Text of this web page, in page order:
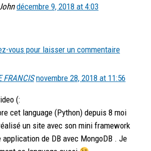
décembre 9, 2018 at 4:03
vous pour laisser un commentaire
FRANCISnovembre 28, 2018 at 11:56
(:
cet language (Python) depuis 8 moi
un site avec son mini framework
application de DB avec MongoDB . Je